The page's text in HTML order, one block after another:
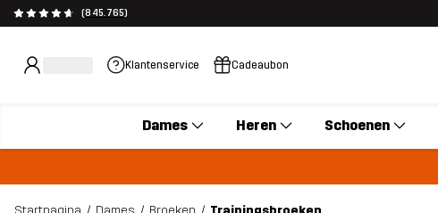
(845.765)
Klantenservice Cadeaubon
Dames Heren Schoenen